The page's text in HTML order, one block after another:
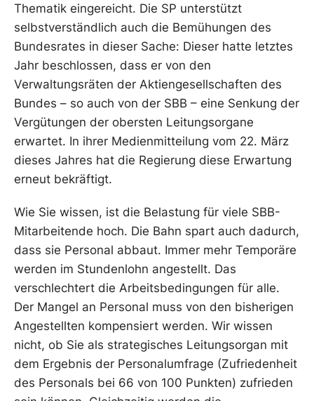
Thematik eingereicht. Die SP unterstützt
selbstverständlich auch die Bemühungen des
Bundesrates in dieser Sache: Dieser hatte letztes
Jahr beschlossen, dass er von den
Verwaltungsräten der Aktiengesellschaften des
Bundes – so auch von der SBB – eine Senkung der
Vergütungen der obersten Leitungsorgane
erwartet. In ihrer Medienmitteilung vom 22. März
dieses Jahres hat die Regierung diese Erwartung
erneut bekräftigt.
Wie Sie wissen, ist die Belastung für viele SBB-
Mitarbeitende hoch. Die Bahn spart auch dadurch,
dass sie Personal abbaut. Immer mehr Temporäre
werden im Stundenlohn angestellt. Das
verschlechtert die Arbeitsbedingungen für alle.
Der Mangel an Personal muss von den bisherigen
Angestellten kompensiert werden. Wir wissen
nicht, ob Sie als strategisches Leitungsorgan mit
dem Ergebnis der Personalumfrage (Zufriedenheit
des Personals bei 66 von 100 Punkten) zufrieden